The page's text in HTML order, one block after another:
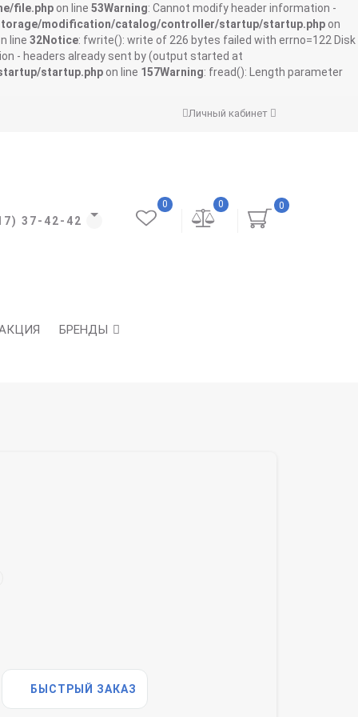
file.php on line 53Warning: Cannot modify header information -
modification/catalog/controller/startup/startup.php on
line 32Notice: fwrite(): write of 226 bytes failed with errno=122 Disk
- headers already sent by (output started at
startup.php on line 157Warning: fread(): Length parameter
Личный кабинет
37-42-42
0
0
0
БРЕНДЫ
БЫСТРЫЙ ЗАКАЗ